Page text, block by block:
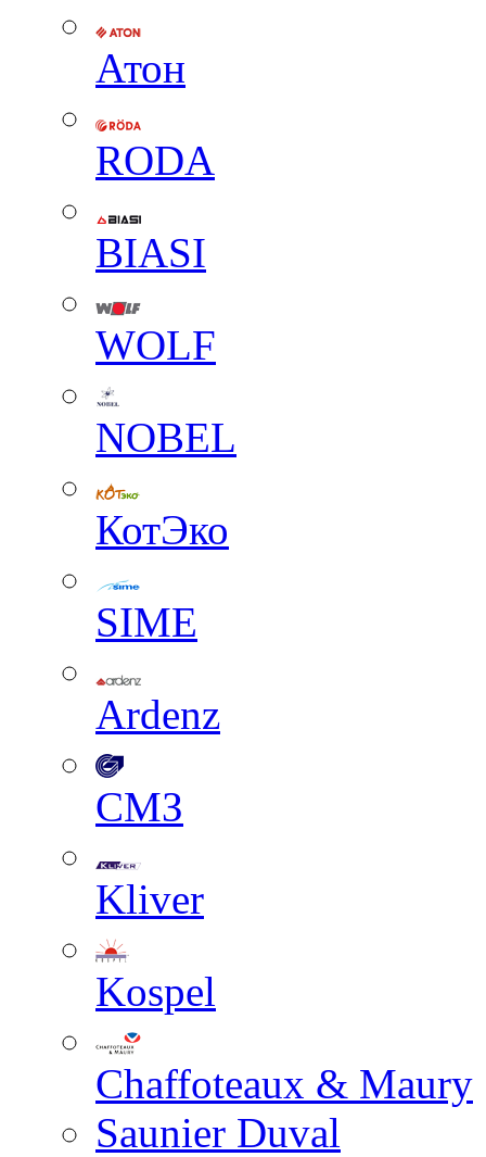
Атон
RODA
BIASI
WOLF
NOBEL
КотЭко
SIME
Ardenz
СМЗ
Kliver
Kospel
Chaffoteaux & Maury
Saunier Duval